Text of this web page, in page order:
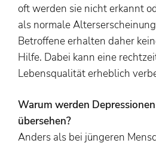
oft werden sie nicht erkannt
als normale
Betroffene erhalten daher
Hilfe. Dabei kann eine
Lebensqualität erheblich
Warum werden
übersehen?
Anders als bei jüngeren